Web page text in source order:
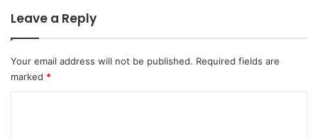
Leave a Reply
Your email address will not be published. Required fields are
marked *